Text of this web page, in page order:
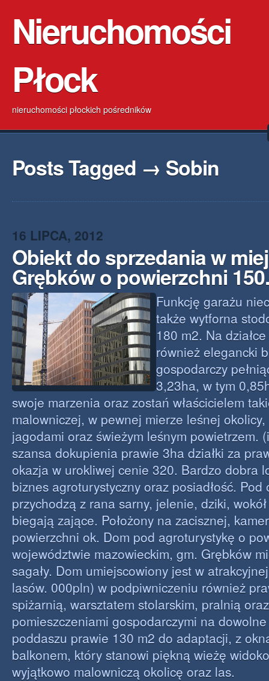
Nieruchomości
Płock
nieruchomości płockich pośredników
Posts Tagged → Sobin
16 LIPCA, 2012
Obiekt do sprzedania w
Grębków o powierzchni
Funkcję garażu
także wytforna
180 m2. Na
również elegancki
gospodarczy
3,23ha, w tym
swoje marzenia oraz zostań właścicielem
malowniczej, w pewnej mierze leśnej
jagodami oraz świeżym leśnym powietrzem.
szansa dokupienia prawie 3ha działki za
okazja w urokliwej cenie 320. Bardzo dobra
biznes agroturystyczny oraz posiadłość.
przychodzą z rana sarny, jelenie, dziki,
biegają zające. Położony na zacisznej,
powierzchni ok. Dom pod agroturystykę o
województwie mazowieckim, gm. Grębków
sagały. Dom umiejscowiony jest w
lasów. 000pln) w podpiwniczeniu również
spiżarnią, warsztatem stolarskim, pralnią
pomieszczeniami gospodarczymi na
poddaszu prawie 130 m2 do adaptacji, z
balkonem, który stanowi piękną wieżę
wyjątkowo malowniczą okolicę oraz las.